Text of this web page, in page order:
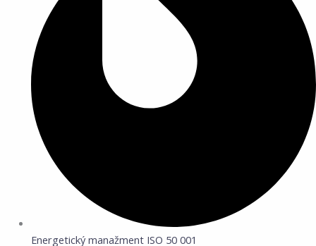
Energetický manažment ISO 50 001